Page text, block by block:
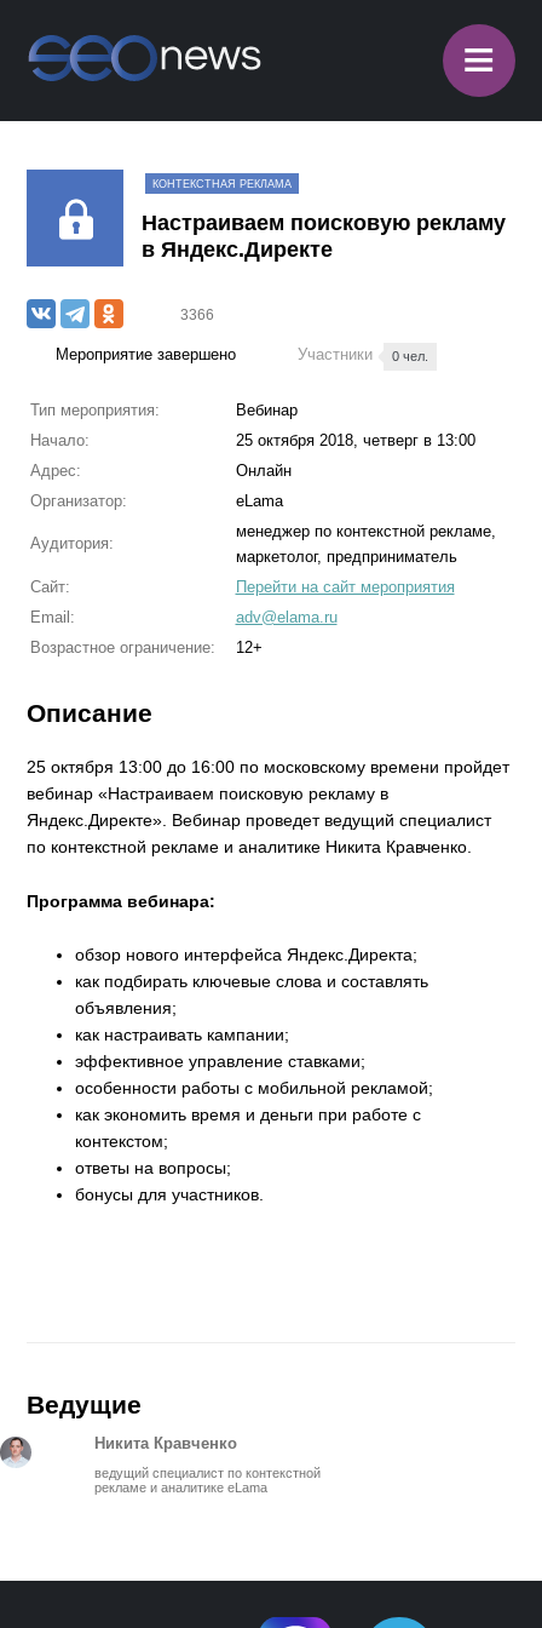
≡
КОНТЕКСТНАЯ РЕКЛАМА
Настраиваем поисковую рекламу
в Яндекс.Директе
3366
Мероприятие завершено Участники 0 чел.
Тип мероприятия:
Вебинар
Начало:
25 октября 2018, четверг в 13:00
Адрес:
Онлайн
Организатор:
eLama
Аудитория:
менеджер по контекстной рекламе,
маркетолог, предприниматель
Сайт:
Перейти на сайт мероприятия
Email:
adv@elama.ru
Возрастное ограничение:
12+
Описание
25 октября 13:00 до 16:00 по московскому времени пройдет
вебинар «Настраиваем поисковую рекламу в
Яндекс.Директе». Вебинар проведет ведущий специалист
по контекстной рекламе и аналитике Никита Кравченко.
Программа вебинара:
обзор нового интерфейса Яндекс.Директа;
как подбирать ключевые слова и составлять
объявления;
как настраивать кампании;
эффективное управление ставками;
особенности работы с мобильной рекламой;
как экономить время и деньги при работе с
контекстом;
ответы на вопросы;
бонусы для участников.
Ведущие
Никита Кравченко
ведущий специалист по контекстной
рекламе и аналитике eLama